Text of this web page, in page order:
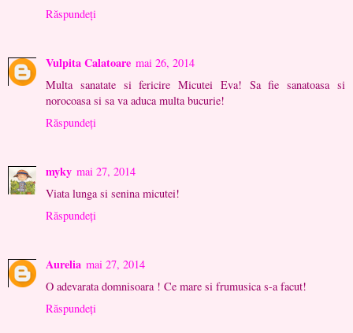
Răspundeți
Vulpita Calatoare mai 26, 2014
Multa sanatate si fericire Micutei Eva! Sa fie sanatoasa si
norocoasa si sa va aduca multa bucurie!
Răspundeți
myky mai 27, 2014
Viata lunga si senina micutei!
Răspundeți
Aurelia mai 27, 2014
O adevarata domnisoara ! Ce mare si frumusica s-a facut!
Răspundeți